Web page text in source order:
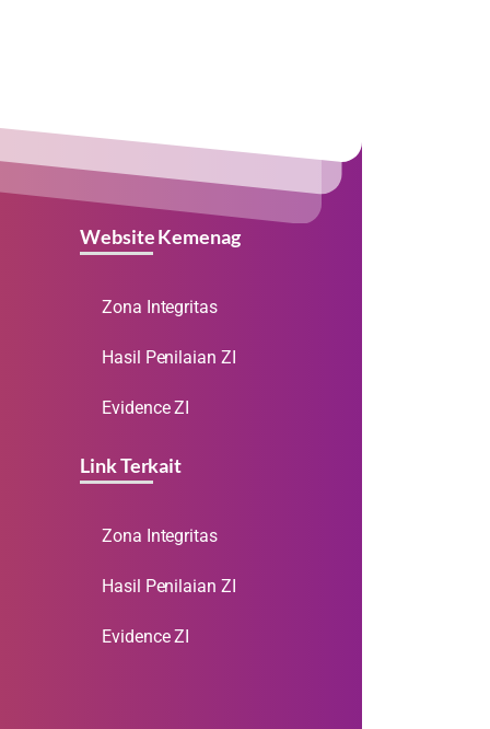
Website Kemenag
Zona Integritas
Hasil Penilaian ZI
Evidence ZI
Link Terkait
Zona Integritas
Hasil Penilaian ZI
Evidence ZI